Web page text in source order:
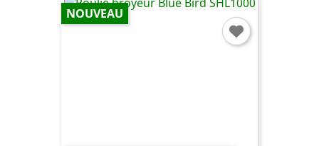
NOUVEAU
You need to be logged in to save products in your